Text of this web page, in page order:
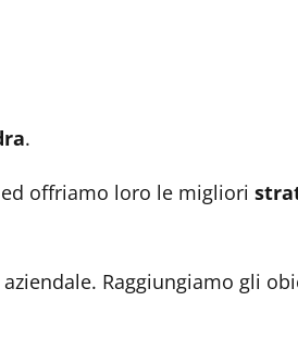
.
offriamo loro le migliori
Raggiungiamo gli